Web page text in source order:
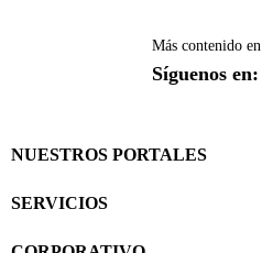
Más contenido en
Síguenos en:
NUESTROS PORTALES
SERVICIOS